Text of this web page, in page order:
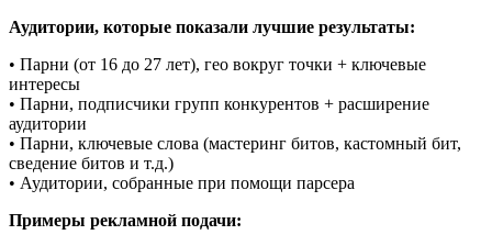
Аудитории, которые показали лучшие результаты:
• Парни (от 16 до 27 лет), гео вокруг точки + ключевые
интересы
• Парни, подписчики групп конкурентов + расширение
аудитории
• Парни, ключевые слова (мастеринг битов, кастомный бит,
сведение битов и т.д.)
• Аудитории, собранные при помощи парсера
Примеры рекламной подачи: